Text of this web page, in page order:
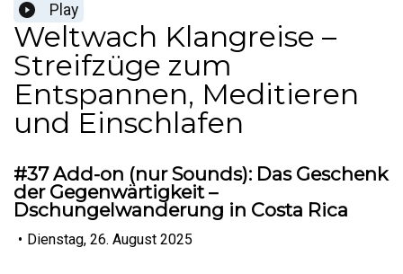
Play
Weltwach Klangreise –
Streifzüge zum
Entspannen, Meditieren
und Einschlafen
#37 Add-on (nur Sounds): Das Geschenk
der Gegenwärtigkeit –
Dschungelwanderung in Costa Rica
• Dienstag, 26. August 2025